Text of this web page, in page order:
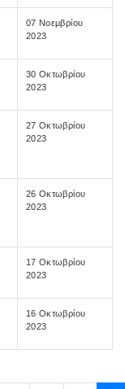
07 Νοεμβρίου
2023
30 Οκτωβρίου
2023
27 Οκτωβρίου
2023
26 Οκτωβρίου
2023
17 Οκτωβρίου
2023
16 Οκτωβρίου
2023